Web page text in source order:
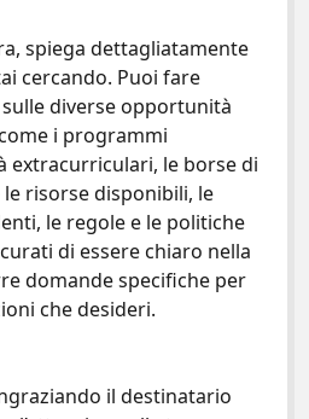
spiega dettagliatamente
cercando. Puoi fare
diverse opportunità
i programmi
extracurriculari, le borse di
risorse disponibili, le
le regole e le politiche
di essere chiaro nella
domande specifiche per
che desideri.
il destinatario